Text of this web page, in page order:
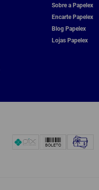
Sobre a Papelex
Encarte Papelex
Blog Papelex
Lojas Papelex